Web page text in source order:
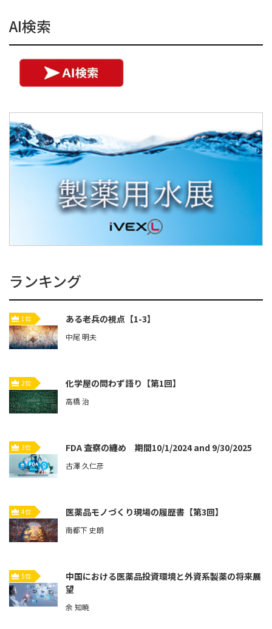
AI検索
ランキング
1位 ある老兵の視点【1-3】
中尾 明夫
2位 化学屋の問わず語り【第1回】
高橋 治
3位 FDA 査察の纏め 期間10/1/2024 and 9/30/2025
古澤 久仁彦
4位 医薬品モノづくり現場の履歴書【第3回】
南都下 史朗
5位
中国における医薬品投資環境と外資系製薬の将来展
望
余 知暁